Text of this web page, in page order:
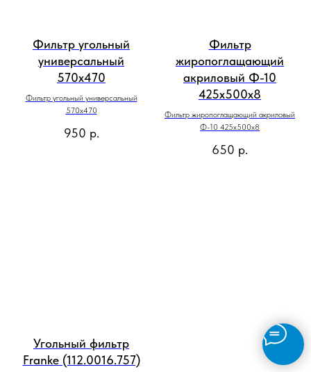
Фильтр угольный
универсальный
570x470
Фильтр угольный универсальный
570x470
950 р.
Фильтр
жиропоглащающий
акриловый Ф-10
425х500х8
Фильтр жиропоглащающий акриловый
Ф-10 425х500х8
650 р.
Угольный фильтр
Franke (112.0016.757)